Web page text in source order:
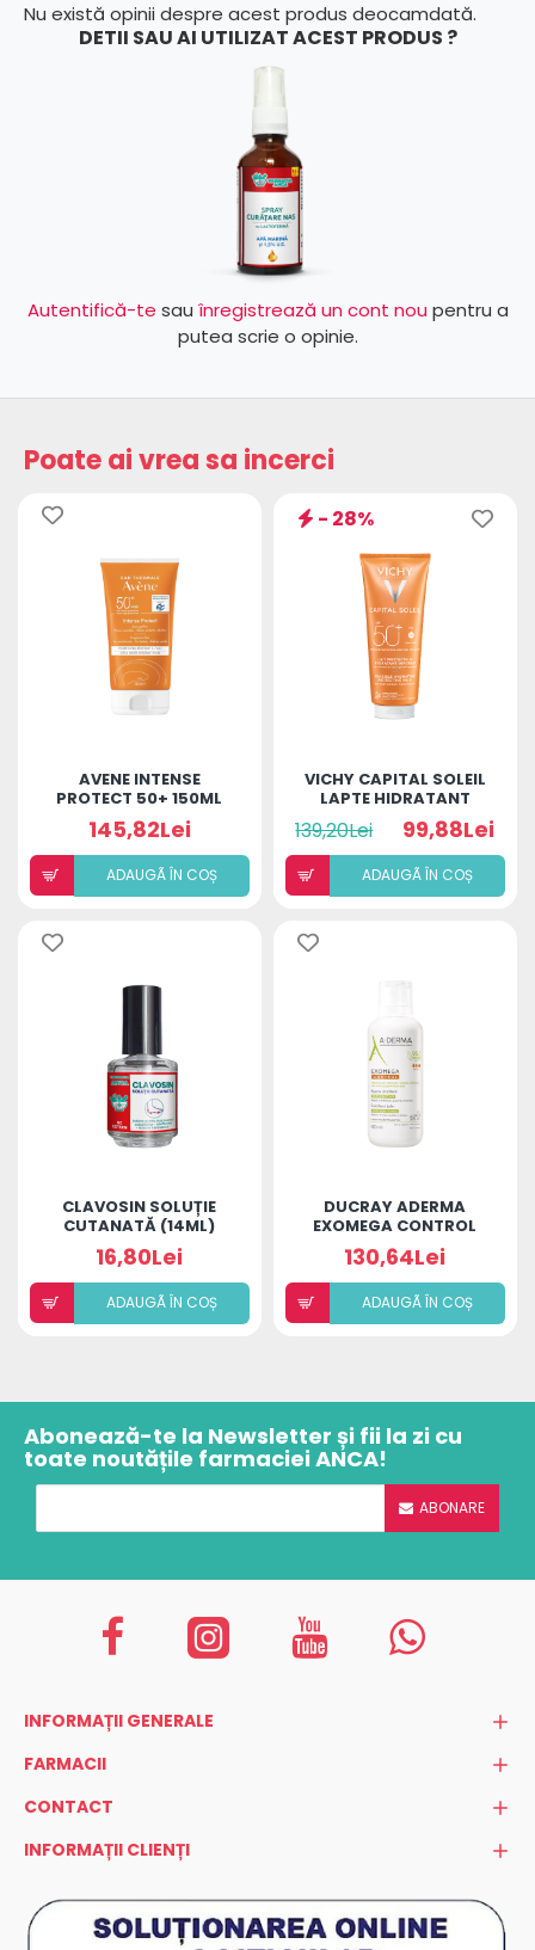
Nu există opinii despre acest produs deocamdată.
DETII SAU AI UTILIZAT ACEST PRODUS ?
Autentifică-te sau înregistrează un cont nou pentru a
putea scrie o opinie.
Poate ai vrea sa incerci
AVENE INTENSE
PROTECT 50+ 150ML
145,82Lei
ADAUGÃ ÎN COȘ
- 28%
VICHY CAPITAL SOLEIL
LAPTE HIDRATANT
SPF50+ 300ML
139,20Lei 99,88Lei
ADAUGÃ ÎN COȘ
CLAVOSIN SOLUȚIE
CUTANATĂ (14ML)
16,80Lei
ADAUGÃ ÎN COȘ
DUCRAY ADERMA
EXOMEGA CONTROL
BALSAM 400ML
130,64Lei
ADAUGÃ ÎN COȘ
Abonează-te la Newsletter și fii la zi cu
toate noutățile farmaciei ANCA!
ABONARE
INFORMAȚII GENERALE
FARMACII
CONTACT
INFORMAȚII CLIENȚI